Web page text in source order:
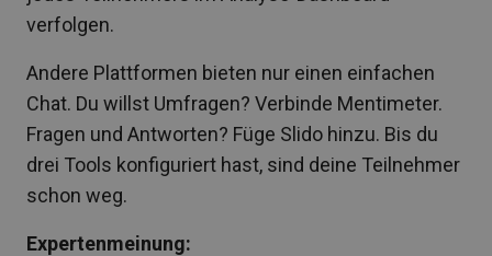
verfolgen.
Andere Plattformen bieten nur einen einfachen
Chat. Du willst Umfragen? Verbinde Mentimeter.
Fragen und Antworten? Füge Slido hinzu. Bis du
drei Tools konfiguriert hast, sind deine Teilnehmer
schon weg.
Expertenmeinung: